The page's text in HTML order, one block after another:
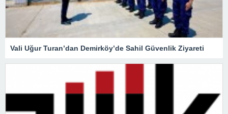
Vali Uğur Turan’dan Demirköy’de Sahil Güvenlik Ziyareti